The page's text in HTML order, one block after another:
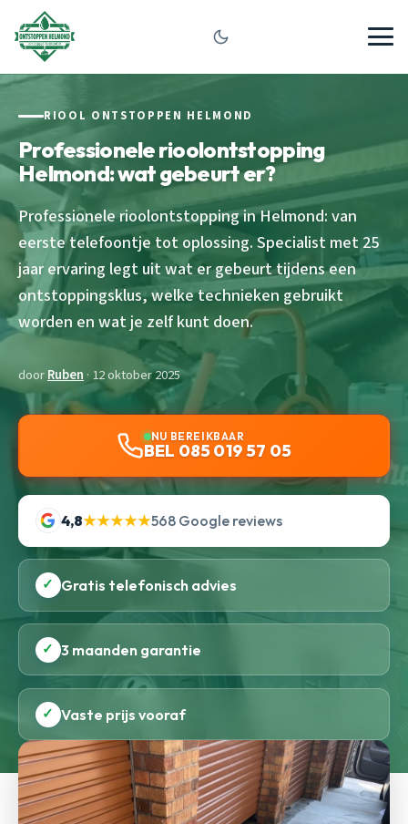
RIOOL ONTSTOPPEN HELMOND
Professionele rioolontstopping
Helmond: wat gebeurt er?
Professionele rioolontstopping in Helmond: van
eerste telefoontje tot oplossing. Specialist met 25
jaar ervaring legt uit wat er gebeurt tijdens een
ontstoppingsklus, welke technieken gebruikt
worden en wat je zelf kunt doen.
doorRuben · 12 oktober 2025
NU BEREIKBAAR
BEL 085 019 57 05
4,8★★★★★568 Google reviews
✓ Gratis telefonisch advies
✓ 3 maanden garantie
✓ Vaste prijs vooraf